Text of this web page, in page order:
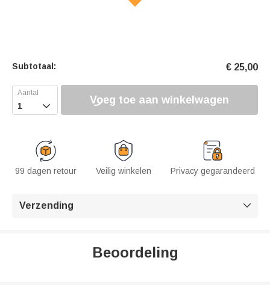
Subtotaal: € 25,00
 Voeg toe aan winkelwagen
99 dagen retour Veilig winkelen Privacy gegarandeerd
Verzending 
Beoordeling